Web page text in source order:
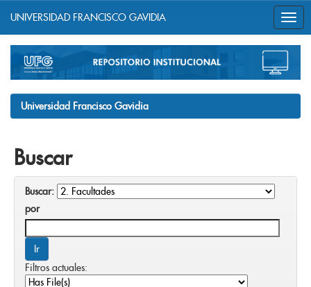
navigation
UNIVERSIDAD FRANCISCO GAVIDIA
Universidad Francisco Gavidia
Buscar
Buscar:
por
Filtros actuales: